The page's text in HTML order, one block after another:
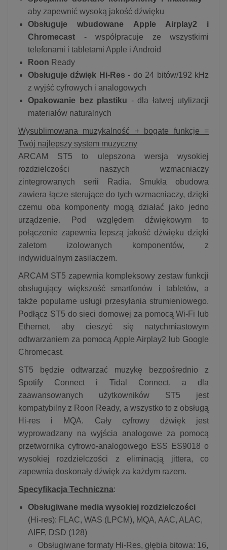
aby zapewnić wysoką jakość dźwięku
Obsługuje wbudowane Apple Airplay2 i
Chromecast - współpracuje ze wszystkimi
telefonami i tabletami Apple i Android
Roon Ready
Obsługuje dźwięk Hi-Res - do 24 bitów/192 kHz
z wyjść cyfrowych i analogowych
Opakowanie bez plastiku - dla łatwej utylizacji
materiałów naturalnych
Wysublimowana muzykalność + bogate funkcje =
Twój najlepszy system muzyczny
ARCAM ST5 to ulepszona wersja wysokiej
rozdzielczości naszych wzmacniaczy
zintegrowanych serii Radia. Smukła obudowa
zawiera łącze sterujące do tych wzmacniaczy, dzięki
czemu oba komponenty mogą działać jako jedno
urządzenie. Pod względem dźwiękowym to
połączenie zapewnia lepszą jakość dźwięku dzięki
zaletom izolowanych komponentów, z
indywidualnym zasilaczem.
ARCAM ST5 zapewnia kompleksowy zestaw funkcji
obsługujący większość smartfonów i tabletów, a
także popularne usługi przesyłania strumieniowego.
Podłącz ST5 do sieci domowej za pomocą Wi-Fi lub
Ethernet, aby cieszyć się natychmiastowym
odtwarzaniem za pomocą Apple Airplay2 lub Google
Chromecast.
ST5 będzie odtwarzać muzykę bezpośrednio z
Spotify Connect i Tidal Connect, a dla
zaawansowanych użytkowników ST5 jest
kompatybilny z Roon Ready, a wszystko to z obsługą
Hi-res i MQA. Cały cyfrowy dźwięk jest
wyprowadzany na wyjścia analogowe za pomocą
przetwornika cyfrowo-analogowego ESS ES9018 o
wysokiej rozdzielczości z eliminacją jittera, co
zapewnia doskonały dźwięk za każdym razem.
Specyfikacja Techniczna:
Obsługiwane media wysokiej rozdzielczości
(Hi-res): FLAC, WAS (LPCM), MQA, AAC, ALAC,
AIFF, DSD (128)
Obsługiwane formaty Hi-Res, głębia bitowa: 16,